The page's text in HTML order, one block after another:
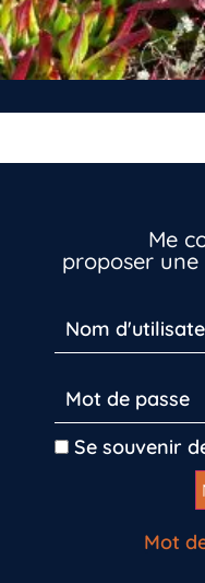
Me
proposer
Se souvenir
Mot